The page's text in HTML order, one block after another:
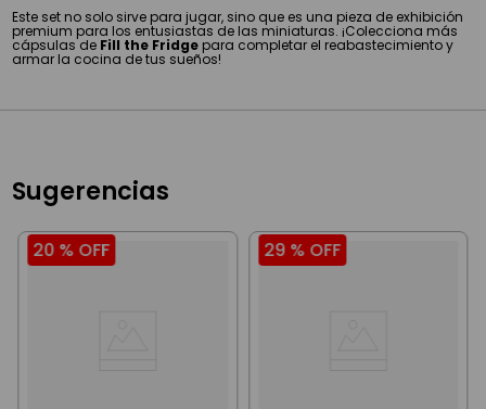
Este set no solo sirve para jugar, sino que es una pieza de exhibición
premium para los entusiastas de las miniaturas. ¡Colecciona más
cápsulas de Fill the Fridge para completar el reabastecimiento y
armar la cocina de tus sueños!
Sugerencias
20 % OFF 29 % OFF